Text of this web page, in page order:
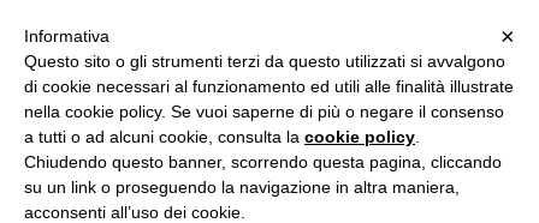
ASCOLTA RADIO LUNA
×
×
Informativa
Questo sito o gli strumenti terzi da questo utilizzati si avvalgono
di cookie necessari al funzionamento ed utili alle finalità illustrate
nella cookie policy. Se vuoi saperne di più o negare il consenso
a tutti o ad alcuni cookie, consulta la cookie policy
Chiudendo questo banner, scorrendo questa pagina, cliccando
su un link o proseguendo la navigazione in altra maniera,
acconsenti all’uso dei cookie.